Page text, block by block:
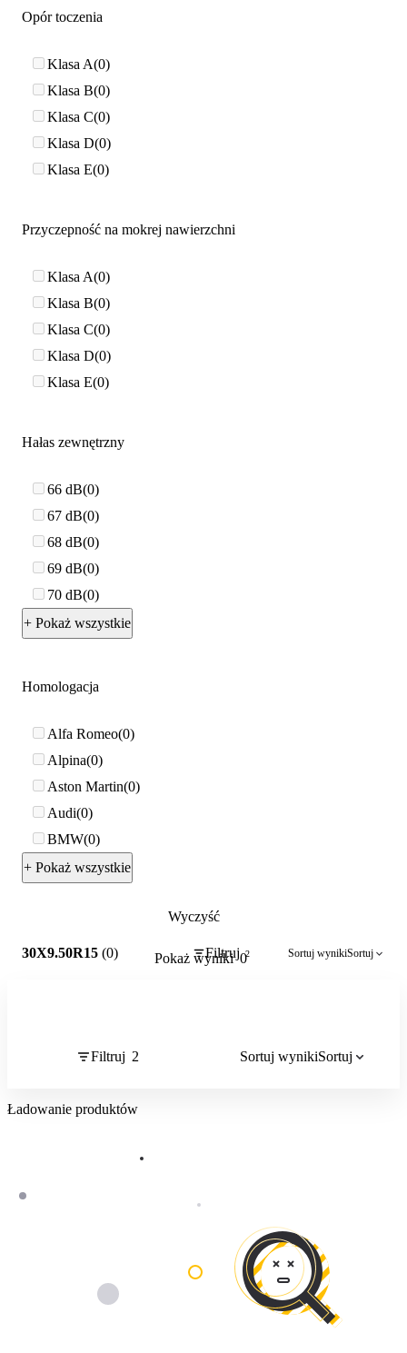
Opór toczenia
Klasa A 0
Klasa B 0
Klasa C 0
Klasa D 0
Klasa E 0
Przyczepność na mokrej nawierzchni
Klasa A 0
Klasa B 0
Klasa C 0
Klasa D 0
Klasa E 0
Hałas zewnętrzny
66 dB 0
67 dB 0
68 dB 0
69 dB 0
70 dB 0
+ Pokaż wszystkie
Homologacja
Alfa Romeo 0
Alpina 0
Aston Martin 0
Audi 0
BMW 0
+ Pokaż wszystkie
Wyczyść
Pokaż wyniki 0
30X9.50R15 (0) Filtruj 2 Sortuj wynikiSortuj
Filtruj 2 Sortuj wynikiSortuj
Ładowanie produktów